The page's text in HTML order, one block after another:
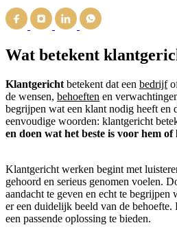
Wat betekent
Klantgericht betekent dat een bedrijf
de wensen, behoeften en
begrijpen wat een klant nodig heeft en
eenvoudige woorden: klantgericht
en doen wat het beste is voor hem of
Klantgericht werken begint met
gehoord en serieus genomen voelen.
aandacht te geven en echt te begrijpen
er een duidelijk beeld van de
een passende oplossing te bieden.